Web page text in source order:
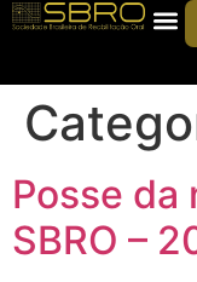
Posse da
SBRO –